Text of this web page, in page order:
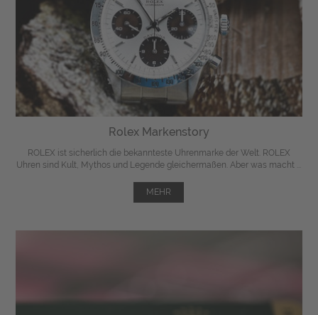
Rolex Markenstory
ROLEX ist sicherlich die bekannteste Uhrenmarke der Welt. ROLEX
Uhren sind Kult, Mythos und Legende gleichermaßen. Aber was macht ...
MEHR